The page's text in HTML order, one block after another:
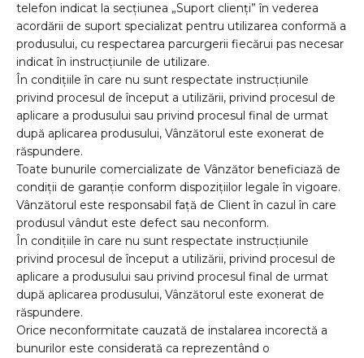
telefon indicat la secțiunea „Suport clienți” în vederea
acordării de suport specializat pentru utilizarea conformă a
produsului, cu respectarea parcurgerii fiecărui pas necesar
indicat în instrucțiunile de utilizare.
În condițiile în care nu sunt respectate instrucțiunile
privind procesul de început a utilizării, privind procesul de
aplicare a produsului sau privind procesul final de urmat
după aplicarea produsului, Vânzătorul este exonerat de
răspundere.
Toate bunurile comercializate de Vânzător beneficiază de
condiții de garanție conform dispozițiilor legale în vigoare.
Vânzătorul este responsabil față de Client în cazul în care
produsul vândut este defect sau neconform.
În condițiile în care nu sunt respectate instrucțiunile
privind procesul de început a utilizării, privind procesul de
aplicare a produsului sau privind procesul final de urmat
după aplicarea produsului, Vânzătorul este exonerat de
răspundere.
Orice neconformitate cauzată de instalarea incorectă a
bunurilor este considerată ca reprezentând o